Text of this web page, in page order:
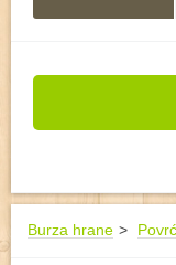
Burza hrane